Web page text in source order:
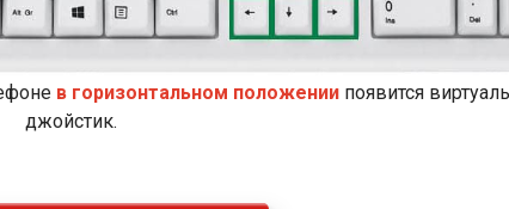
в горизонтальном положениипоявится
джойстик.